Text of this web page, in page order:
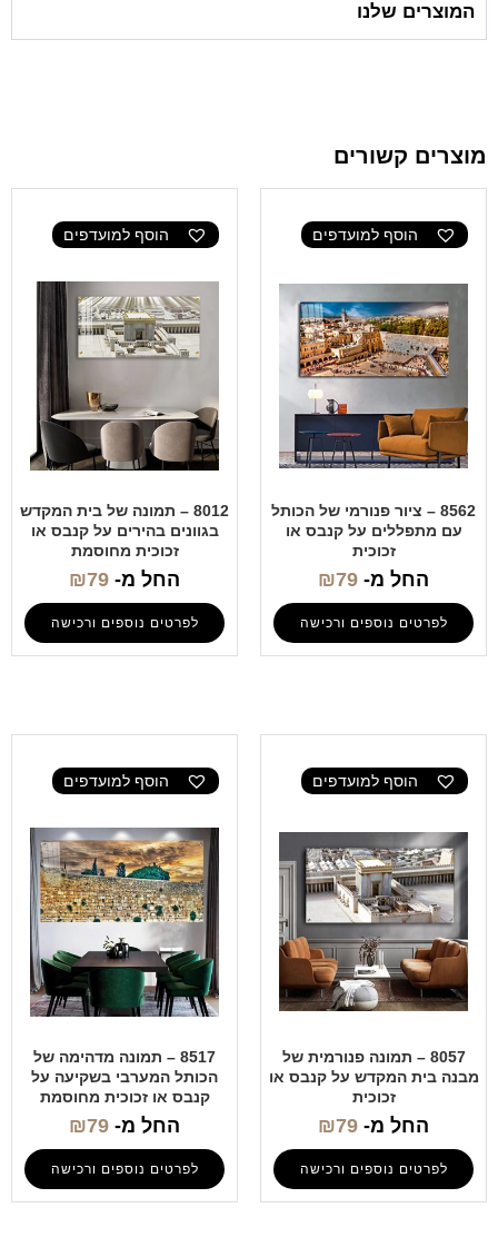
המוצרים שלנו
מוצרים קשורים
הוסף למועדפים
8562 – ציור פנורמי של הכותל
עם מתפללים על קנבס או
זכוכית
החל מ- ₪79
לפרטים נוספים ורכישה
הוסף למועדפים
8012 – תמונה של בית המקדש
בגוונים בהירים על קנבס או
זכוכית מחוסמת
החל מ- ₪79
לפרטים נוספים ורכישה
הוסף למועדפים
8057 – תמונה פנורמית של
מבנה בית המקדש על קנבס או
זכוכית
החל מ- ₪79
לפרטים נוספים ורכישה
הוסף למועדפים
8517 – תמונה מדהימה של
הכותל המערבי בשקיעה על
קנבס או זכוכית מחוסמת
החל מ- ₪79
לפרטים נוספים ורכישה